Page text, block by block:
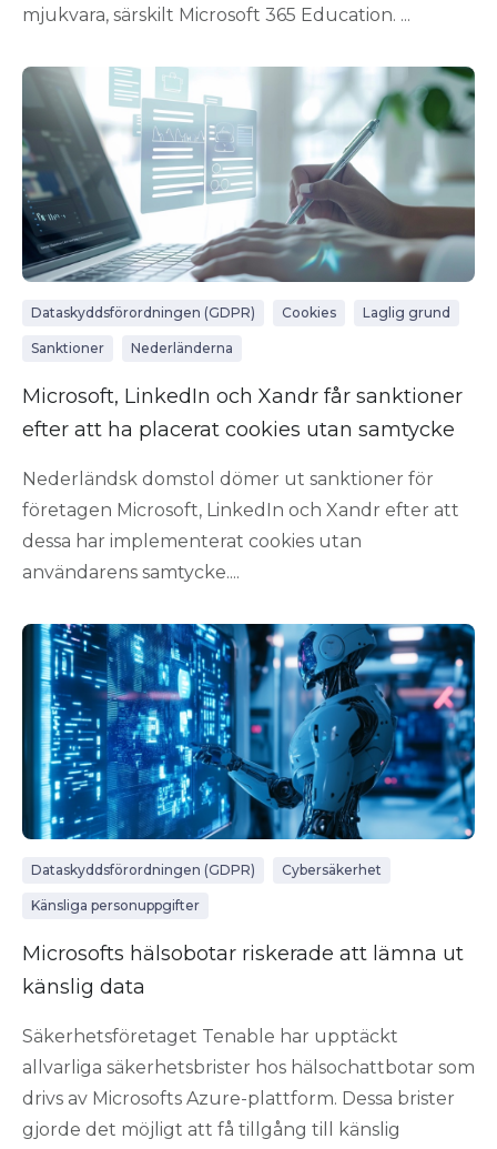
mjukvara, särskilt Microsoft 365 Education. ...
Dataskyddsförordningen (GDPR) Cookies Laglig grund
Sanktioner Nederländerna
Microsoft, LinkedIn och Xandr får sanktioner
efter att ha placerat cookies utan samtycke
Nederländsk domstol dömer ut sanktioner för
företagen Microsoft, LinkedIn och Xandr efter att
dessa har implementerat cookies utan
användarens samtycke....
Dataskyddsförordningen (GDPR) Cybersäkerhet
Känsliga personuppgifter
Microsofts hälsobotar riskerade att lämna ut
känslig data
Säkerhetsföretaget Tenable har upptäckt
allvarliga säkerhetsbrister hos hälsochattbotar som
drivs av Microsofts Azure-plattform. Dessa brister
gjorde det möjligt att få tillgång till känslig